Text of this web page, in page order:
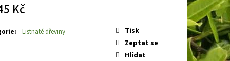
Kč
: Listnaté dřeviny
Tisk
Zeptat se
Hlídat